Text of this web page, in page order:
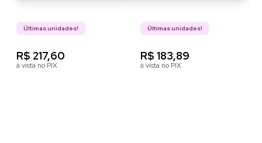
Últimas unidades!
R$ 217,60
à vista no PIX
Últimas unidades!
R$ 183,89
à vista no PIX